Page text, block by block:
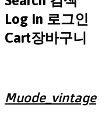
Log In 로그인
Cart장바구니
Muode_vintage